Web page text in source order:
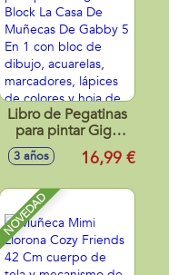
Libro de Pegatinas
para pintar Giga
Block La Casa De
Muñecas De
bloc de dibujo,
acuarelas,
marcadores,
lápices de colores y
hoja de pegatinas
3 años 16,99 €
NOVEDAD